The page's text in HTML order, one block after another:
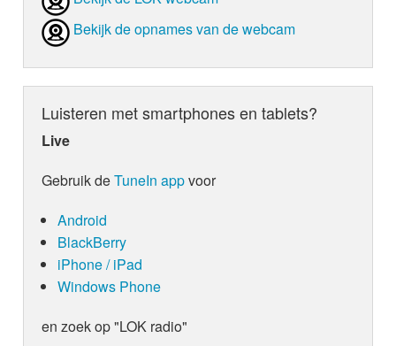
Bekijk de opnames van de webcam
Luisteren met smartphones en tablets?
Live
Gebruik deTuneIn appvoor
Android
BlackBerry
iPhone / iPad
Windows Phone
en zoek op "LOK radio"